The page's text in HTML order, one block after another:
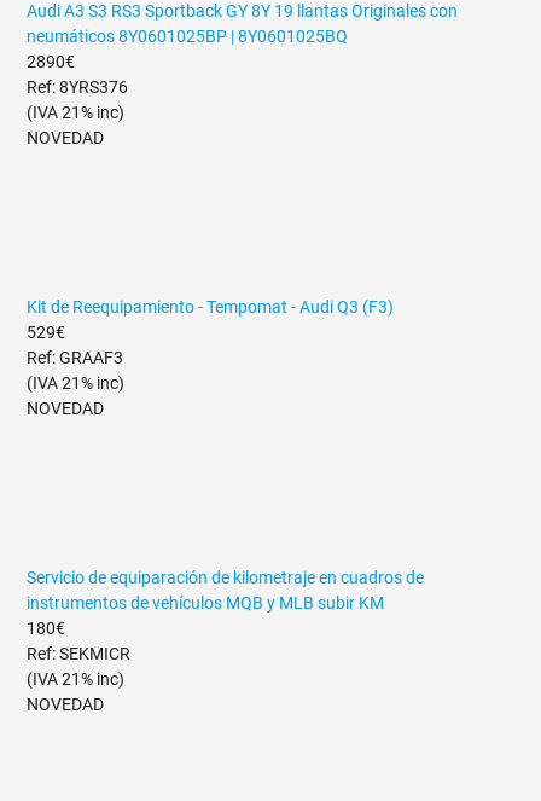
Audi A3 S3 RS3 Sportback GY 8Y 19 llantas Originales con
neumáticos 8Y0601025BP | 8Y0601025BQ
2890€
Ref: 8YRS376
(IVA 21% inc)
NOVEDAD
Kit de Reequipamiento - Tempomat - Audi Q3 (F3)
529€
Ref: GRAAF3
(IVA 21% inc)
NOVEDAD
Servicio de equiparación de kilometraje en cuadros de
instrumentos de vehículos MQB y MLB subir KM
180€
Ref: SEKMICR
(IVA 21% inc)
NOVEDAD